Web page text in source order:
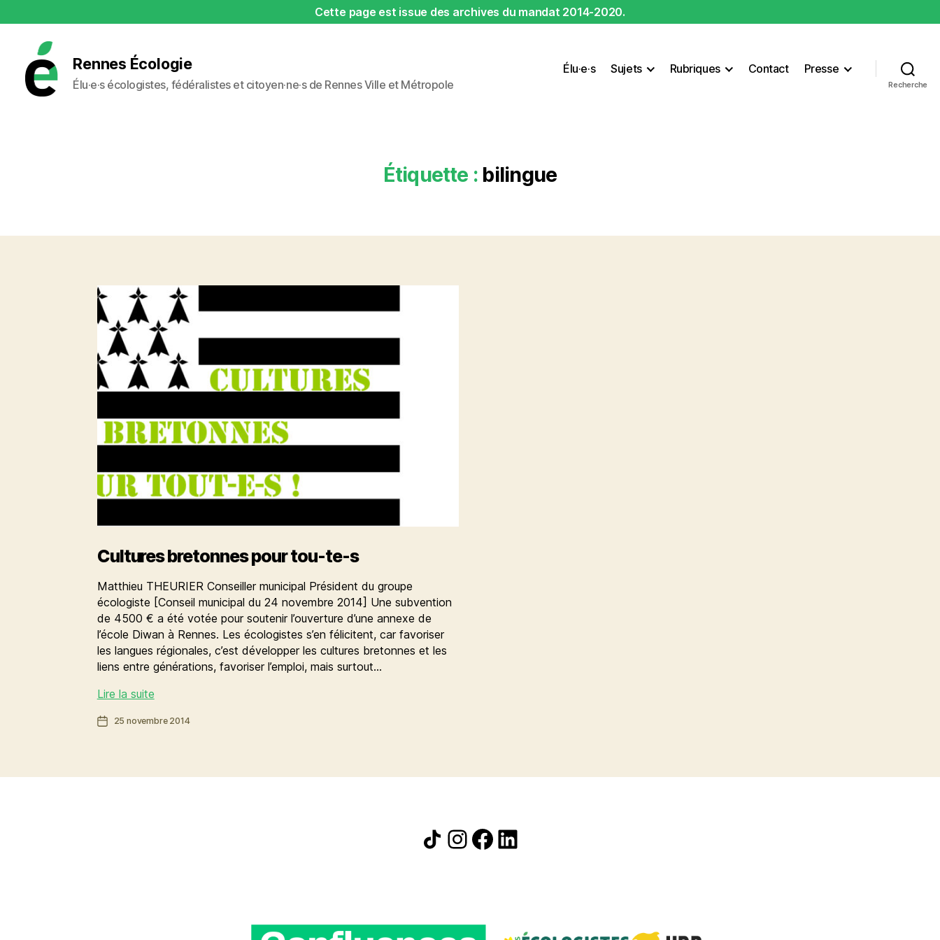
Cette page est issue des archives du mandat 2014-2020.
Rennes Écologie
Élu·e·s écologistes, fédéralistes et citoyen·ne·s de Rennes Ville et Métropole
Élu·e·s Sujets Rubriques Contact Presse
Recherche
Étiquette : bilingue
Cultures bretonnes pour tou-te-s
Matthieu THEURIER Conseiller municipal Président du groupe
écologiste [Conseil municipal du 24 novembre 2014] Une subvention
de 4500 € a été votée pour soutenir l’ouverture d’une annexe de
l’école Diwan à Rennes. Les écologistes s’en félicitent, car favoriser
les langues régionales, c’est développer les cultures bretonnes et les
liens entre générations, favoriser l’emploi, mais surtout…
Lire la suiteCultures
pour
Date25 novembre 2014
Icône de partage
Instagram
Facebook
LinkedIn